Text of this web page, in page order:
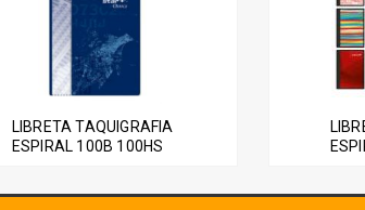
LIBRETA TAQUIGRAFIA
ESPIRAL 100B 100HS